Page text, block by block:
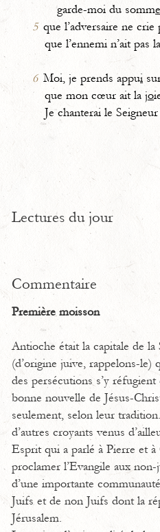
garde-moi du somme
5 que l’adversaire ne crie
que l’ennemi n’ait pas
6 Moi, je prends appui
que mon cœur ait la jo
Je chanterai le
Lectures du jour
Commentaire
Première moisson
Antioche était la capitale de la
(d’origine juive, rappelons-le)
des persécutions s’y
bonne nouvelle de Jésus-
seulement, selon leur
d’autres croyants venus
Esprit qui a parlé à Pierre et
proclamer l’Evangile aux
d’une importante
Juifs et de non Juifs dont la
Jérusalem.